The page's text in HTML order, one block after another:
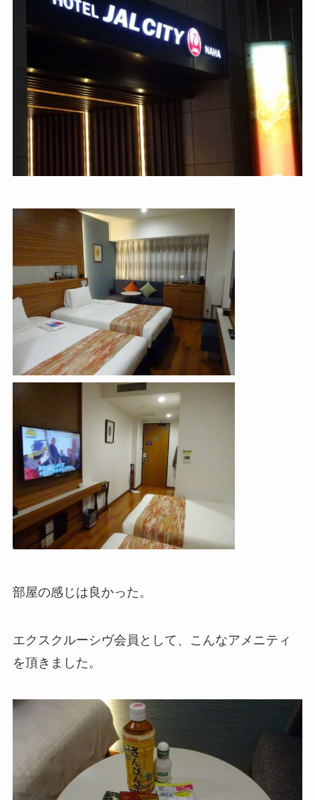
部屋の感じは良かった。
エクスクルーシヴ会員として、こんなアメニティ
を頂きました。